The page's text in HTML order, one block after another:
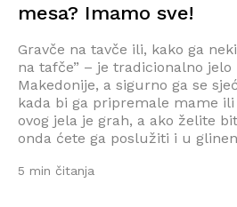
mesa? Imamo sve!
Gravče na tavče ili, kako ga
na tafče” – je tradicionalno jelo
Makedonije, a sigurno ga se
kada bi ga pripremale mame ili
ovog jela je grah, a ako želite
onda ćete ga poslužiti i u
5 min čitanja